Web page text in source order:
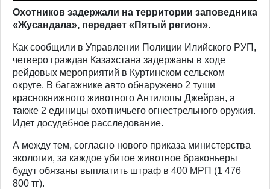
Охотников задержали на территории заповедника
«Жусандала», передает «Пятый регион».
Как сообщили в Управлении Полиции Илийского РУП,
четверо граждан Казахстана задержаны в ходе
рейдовых мероприятий в Куртинском сельском
округе. В багажнике авто обнаружено 2 туши
краснокнижного животного Антилопы Джейран, а
также 2 единицы охотничьего огнестрельного оружия.
Идет досудебное расследование.
А между тем, согласно нового приказа министерства
экологии, за каждое убитое животное браконьеры
будут обязаны выплатить штраф в 400 МРП (1 476
800 тг).